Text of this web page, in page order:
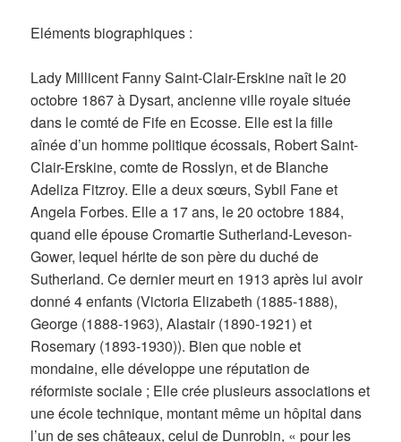
Eléments biographiques :
Lady Millicent Fanny Saint-Clair-Erskine naît le 20
octobre 1867 à Dysart, ancienne ville royale située
dans le comté de Fife en Ecosse. Elle est la fille
aînée d’un homme politique écossais, Robert Saint-
Clair-Erskine, comte de Rosslyn, et de Blanche
Adeliza Fitzroy. Elle a deux sœurs, Sybil Fane et
Angela Forbes. Elle a 17 ans, le 20 octobre 1884,
quand elle épouse Cromartie Sutherland-Leveson-
Gower, lequel hérite de son père du duché de
Sutherland. Ce dernier meurt en 1913 après lui avoir
donné 4 enfants (Victoria Elizabeth (1885-1888),
George (1888-1963), Alastair (1890-1921) et
Rosemary (1893-1930)). Bien que noble et
mondaine, elle développe une réputation de
réformiste sociale ; Elle crée plusieurs associations et
une école technique, montant même un hôpital dans
l’un de ses châteaux, celui de Dunrobin, « pour les